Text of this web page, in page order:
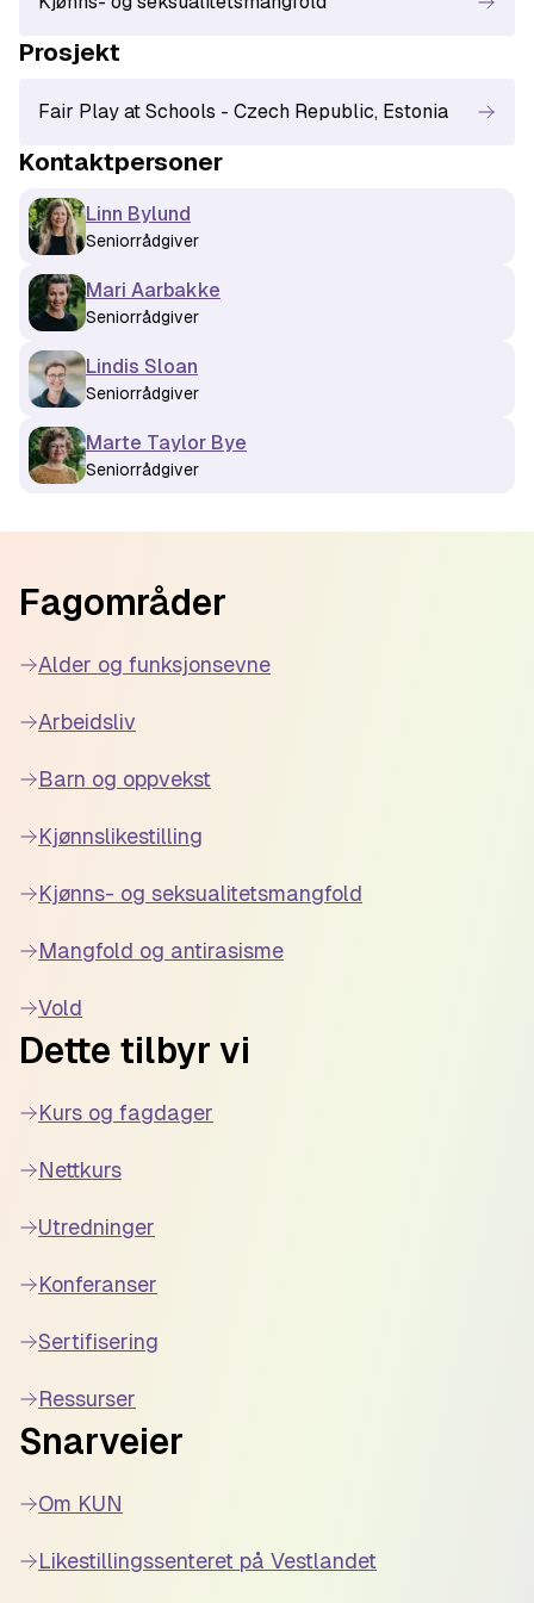
Prosjekt
Fair Play at Schools - Czech Republic, Estonia
Kontaktpersoner
Linn Bylund
Seniorrådgiver
Mari Aarbakke
Seniorrådgiver
Lindis Sloan
Seniorrådgiver
Marte Taylor Bye
Seniorrådgiver
Fagområder
Alder og funksjonsevne
Arbeidsliv
Barn og oppvekst
Kjønnslikestilling
Kjønns- og seksualitetsmangfold
Mangfold og antirasisme
Vold
Dette tilbyr vi
Kurs og fagdager
Nettkurs
Utredninger
Konferanser
Sertifisering
Ressurser
Snarveier
Om KUN
Likestillingssenteret på Vestlandet